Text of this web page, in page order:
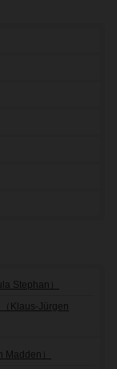
Stephan）
Klaus-Jürgen
Madden）